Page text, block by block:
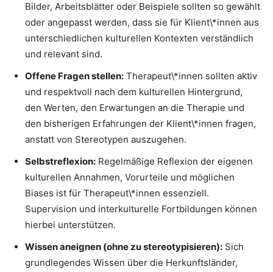
Bilder, Arbeitsblätter oder Beispiele sollten so gewählt
oder angepasst werden, dass sie für Klient\*innen aus
unterschiedlichen kulturellen Kontexten verständlich
und relevant sind.
Offene Fragen stellen: Therapeut\*innen sollten aktiv
und respektvoll nach dem kulturellen Hintergrund,
den Werten, den Erwartungen an die Therapie und
den bisherigen Erfahrungen der Klient\*innen fragen,
anstatt von Stereotypen auszugehen.
Selbstreflexion: Regelmäßige Reflexion der eigenen
kulturellen Annahmen, Vorurteile und möglichen
Biases ist für Therapeut\*innen essenziell.
Supervision und interkulturelle Fortbildungen können
hierbei unterstützen.
Wissen aneignen (ohne zu stereotypisieren): Sich
grundlegendes Wissen über die Herkunftsländer,